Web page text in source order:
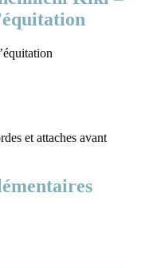
et attaches avant